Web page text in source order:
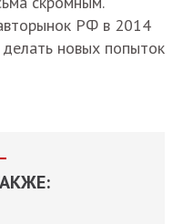
РФ в 2014
новых попыток